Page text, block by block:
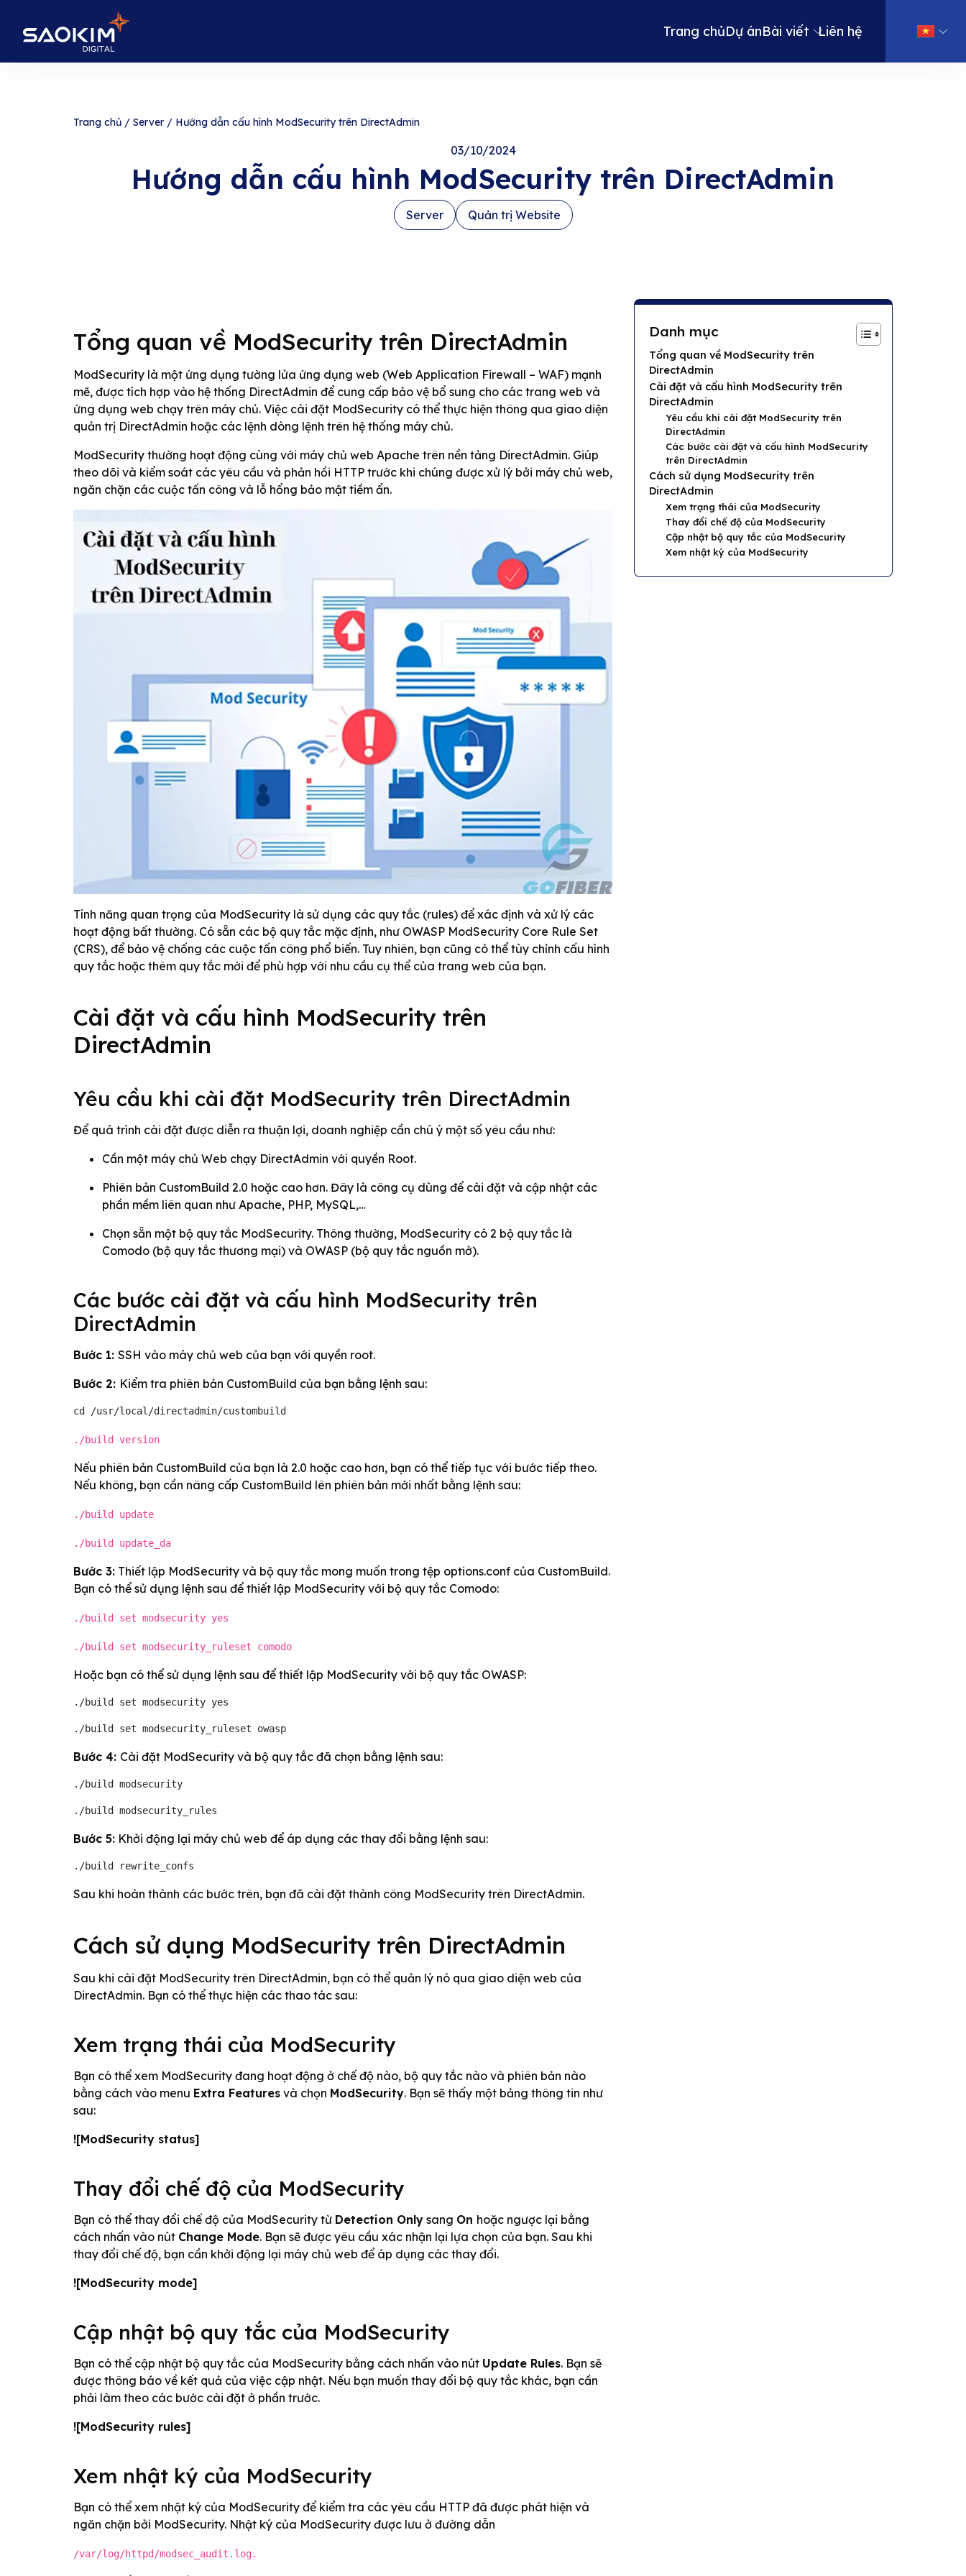
Trang chủDự ánBài viết Liên hệ
Trang chủ / Server / Hướng dẫn cấu hình ModSecurity trên DirectAdmin
03/10/2024
Hướng dẫn cấu hình ModSecurity trên DirectAdmin
Server Quản trị Website
Tổng quan về ModSecurity trên DirectAdmin
ModSecurity là một ứng dụng tường lửa ứng dụng web (Web Application Firewall – WAF) mạnh
mẽ, được tích hợp vào hệ thống DirectAdmin để cung cấp bảo vệ bổ sung cho các trang web và
ứng dụng web chạy trên máy chủ. Việc cài đặt ModSecurity có thể thực hiện thông qua giao diện
quản trị DirectAdmin hoặc các lệnh dòng lệnh trên hệ thống máy chủ.
ModSecurity thường hoạt động cùng với máy chủ web Apache trên nền tảng DirectAdmin. Giúp
theo dõi và kiểm soát các yêu cầu và phản hồi HTTP trước khi chúng được xử lý bởi máy chủ web,
ngăn chặn các cuộc tấn công và lỗ hổng bảo mật tiềm ẩn.
Tính năng quan trọng của ModSecurity là sử dụng các quy tắc (rules) để xác định và xử lý các
hoạt động bất thường. Có sẵn các bộ quy tắc mặc định, như OWASP ModSecurity Core Rule Set
(CRS), để bảo vệ chống các cuộc tấn công phổ biến. Tuy nhiên, bạn cũng có thể tùy chỉnh cấu hình
quy tắc hoặc thêm quy tắc mới để phù hợp với nhu cầu cụ thể của trang web của bạn.
Cài đặt và cấu hình ModSecurity trên
DirectAdmin
Yêu cầu khi cài đặt ModSecurity trên DirectAdmin
Để quá trình cài đặt được diễn ra thuận lợi, doanh nghiệp cần chú ý một số yêu cầu như:
Cần một máy chủ Web chạy DirectAdmin với quyền Root.
Phiên bản CustomBuild 2.0 hoặc cao hơn. Đây là công cụ dùng để cài đặt và cập nhật các
phần mềm liên quan như Apache, PHP, MySQL,…
Chọn sẵn một bộ quy tắc ModSecurity. Thông thường, ModSecurity có 2 bộ quy tắc là
Comodo (bộ quy tắc thương mại) và OWASP (bộ quy tắc nguồn mở).
Các bước cài đặt và cấu hình ModSecurity trên
DirectAdmin
Bước 1: SSH vào máy chủ web của bạn với quyền root.
Bước 2: Kiểm tra phiên bản CustomBuild của bạn bằng lệnh sau:
cd /usr/local/directadmin/custombuild
./build version
Nếu phiên bản CustomBuild của bạn là 2.0 hoặc cao hơn, bạn có thể tiếp tục với bước tiếp theo.
Nếu không, bạn cần nâng cấp CustomBuild lên phiên bản mới nhất bằng lệnh sau:
./build update
./build update_da
Bước 3: Thiết lập ModSecurity và bộ quy tắc mong muốn trong tệp options.conf của CustomBuild.
Bạn có thể sử dụng lệnh sau để thiết lập ModSecurity với bộ quy tắc Comodo:
./build set modsecurity yes
./build set modsecurity_ruleset comodo
Hoặc bạn có thể sử dụng lệnh sau để thiết lập ModSecurity với bộ quy tắc OWASP:
./build set modsecurity yes
./build set modsecurity_ruleset owasp
Bước 4: Cài đặt ModSecurity và bộ quy tắc đã chọn bằng lệnh sau:
./build modsecurity
./build modsecurity_rules
Bước 5: Khởi động lại máy chủ web để áp dụng các thay đổi bằng lệnh sau:
./build rewrite_confs
Sau khi hoàn thành các bước trên, bạn đã cài đặt thành công ModSecurity trên DirectAdmin.
Cách sử dụng ModSecurity trên DirectAdmin
Sau khi cài đặt ModSecurity trên DirectAdmin, bạn có thể quản lý nó qua giao diện web của
DirectAdmin. Bạn có thể thực hiện các thao tác sau:
Xem trạng thái của ModSecurity
Bạn có thể xem ModSecurity đang hoạt động ở chế độ nào, bộ quy tắc nào và phiên bản nào
bằng cách vào menu Extra Features và chọn ModSecurity. Bạn sẽ thấy một bảng thông tin như
sau:
![ModSecurity status]
Thay đổi chế độ của ModSecurity
Bạn có thể thay đổi chế độ của ModSecurity từ Detection Only sang On hoặc ngược lại bằng
cách nhấn vào nút Change Mode. Bạn sẽ được yêu cầu xác nhận lại lựa chọn của bạn. Sau khi
thay đổi chế độ, bạn cần khởi động lại máy chủ web để áp dụng các thay đổi.
![ModSecurity mode]
Cập nhật bộ quy tắc của ModSecurity
Bạn có thể cập nhật bộ quy tắc của ModSecurity bằng cách nhấn vào nút Update Rules. Bạn sẽ
được thông báo về kết quả của việc cập nhật. Nếu bạn muốn thay đổi bộ quy tắc khác, bạn cần
phải làm theo các bước cài đặt ở phần trước.
![ModSecurity rules]
Xem nhật ký của ModSecurity
Bạn có thể xem nhật ký của ModSecurity để kiểm tra các yêu cầu HTTP đã được phát hiện và
ngăn chặn bởi ModSecurity. Nhật ký của ModSecurity được lưu ở đường dẫn
/var/log/httpd/modsec_audit.log.
Danh mục
Tổng quan về ModSecurity trên
DirectAdmin
Cài đặt và cấu hình ModSecurity trên
DirectAdmin
Yêu cầu khi cài đặt ModSecurity trên
DirectAdmin
Các bước cài đặt và cấu hình ModSecurity
trên DirectAdmin
Cách sử dụng ModSecurity trên
DirectAdmin
Xem trạng thái của ModSecurity
Thay đổi chế độ của ModSecurity
Cập nhật bộ quy tắc của ModSecurity
Xem nhật ký của ModSecurity